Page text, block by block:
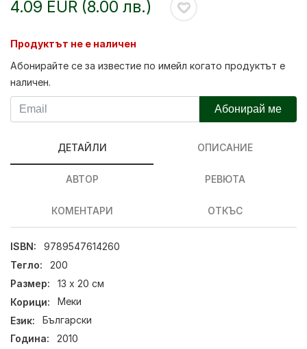
4.09 EUR (8.00 лв.)
Продуктът не е наличен
Абонирайте се за известие по имейл когато продуктът е
наличен.
Абонирай ме
ДЕТАЙЛИ ОПИСАНИЕ
АВТОР РЕВЮТА
КОМЕНТАРИ ОТКЪС
ISBN:
9789547614260
Тегло:
200
Размер:
13 х 20 см
Корици:
Меки
Език:
Български
Година:
2010